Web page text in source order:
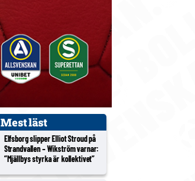
Mest läst
Elfsborg slipper Elliot Stroud på
Strandvallen – Wikström varnar:
”Mjällbys styrka är kollektivet”